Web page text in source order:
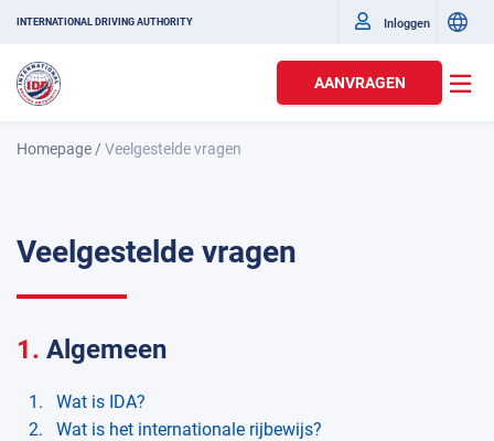
INTERNATIONAL DRIVING AUTHORITY Inloggen
AANVRAGEN
Homepage /Veelgestelde vragen
Veelgestelde vragen
1. Algemeen
Wat is IDA?
Wat is het internationale rijbewijs?